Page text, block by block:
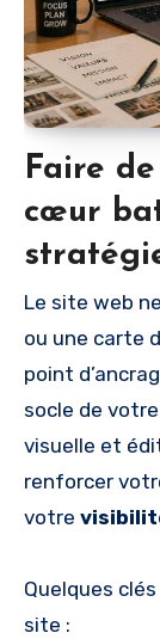
Faire
cœur
Le site web
ou une carte
point
socle de votre
visuelle et
renforcer
votre
Quelques
site :